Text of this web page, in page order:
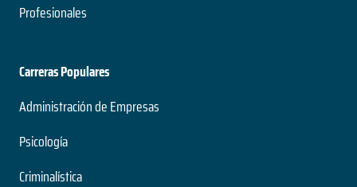
Profesionales
Carreras Populares
Administración de Empresas
Psicología
Criminalística